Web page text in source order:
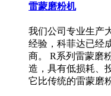
雷蒙磨粉机
我们公司专业生产
经验，科菲达已经
商。 R系列雷蒙磨
造，具有低损耗、
它比传统的雷蒙磨